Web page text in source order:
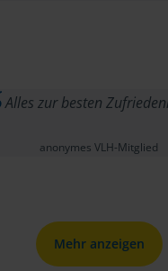
Alles zur besten
anonymes VLH-Mitglied
Mehr anzeigen